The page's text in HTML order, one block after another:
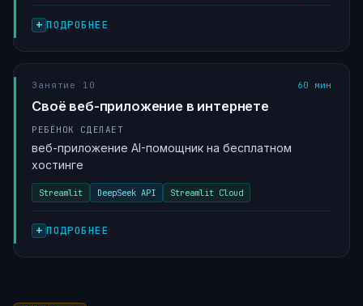
ПОДРОБНЕЕ
Занятие 10 60 мин
Своё веб-приложение в интернете
РЕБЁНОК СДЕЛАЕТ
веб-приложение AI-помощник на бесплатном
хостинге
Streamlit DeepSeek API Streamlit Cloud
ПОДРОБНЕЕ